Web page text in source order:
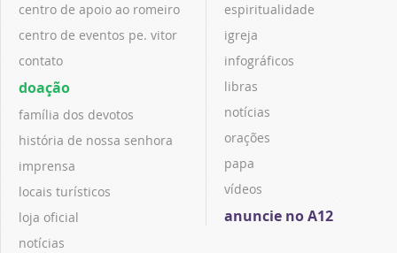
centro de apoio ao romeiro
centro de eventos pe. vitor
contato
doação
família dos devotos
história de nossa senhora
imprensa
locais turísticos
loja oficial
notícias
espiritualidade
igreja
infográficos
libras
notícias
orações
papa
vídeos
anuncie no A12